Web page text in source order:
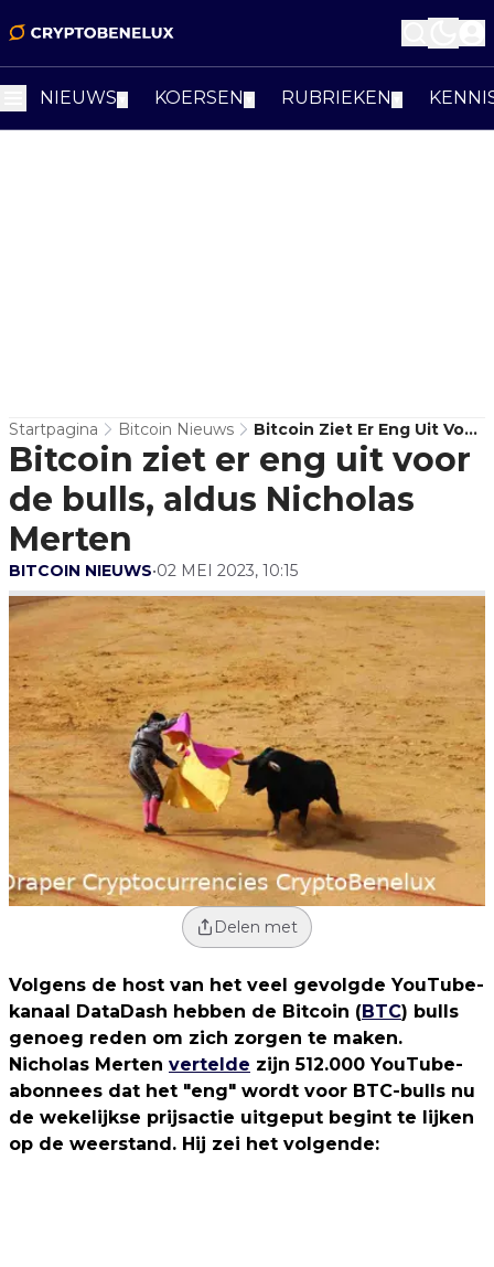
NIEUWS KOERSEN RUBRIEKEN
Startpagina Bitcoin Nieuws
Bitcoin Ziet Er Eng Uit Voor
De Bulls, Aldus Nicholas
Merten
Bitcoin ziet er eng uit voor
de bulls, aldus Nicholas
Merten
BITCOIN NIEUWS•02 MEI 2023, 10:15
Delen met
Volgens de host van het veel gevolgde YouTube-
kanaal DataDash hebben de Bitcoin (BTC) bulls
genoeg reden om zich zorgen te maken.
Nicholas Merten vertelde zijn 512.000 YouTube-
abonnees dat het "eng" wordt voor BTC-bulls nu
de wekelijkse prijsactie uitgeput begint te lijken
op de weerstand. Hij zei het volgende: